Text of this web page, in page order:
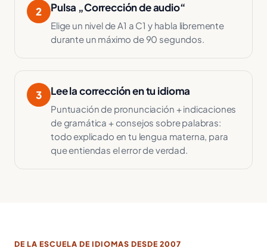
2 Pulsa „Corrección de audio“
Elige un nivel de A1 a C1 y habla libremente
durante un máximo de 90 segundos.
3 Lee la corrección en tu idioma
Puntuación de pronunciación + indicaciones
de gramática + consejos sobre palabras:
todo explicado en tu lengua materna, para
que entiendas el error de verdad.
DE LA ESCUELA DE IDIOMAS DESDE 2007